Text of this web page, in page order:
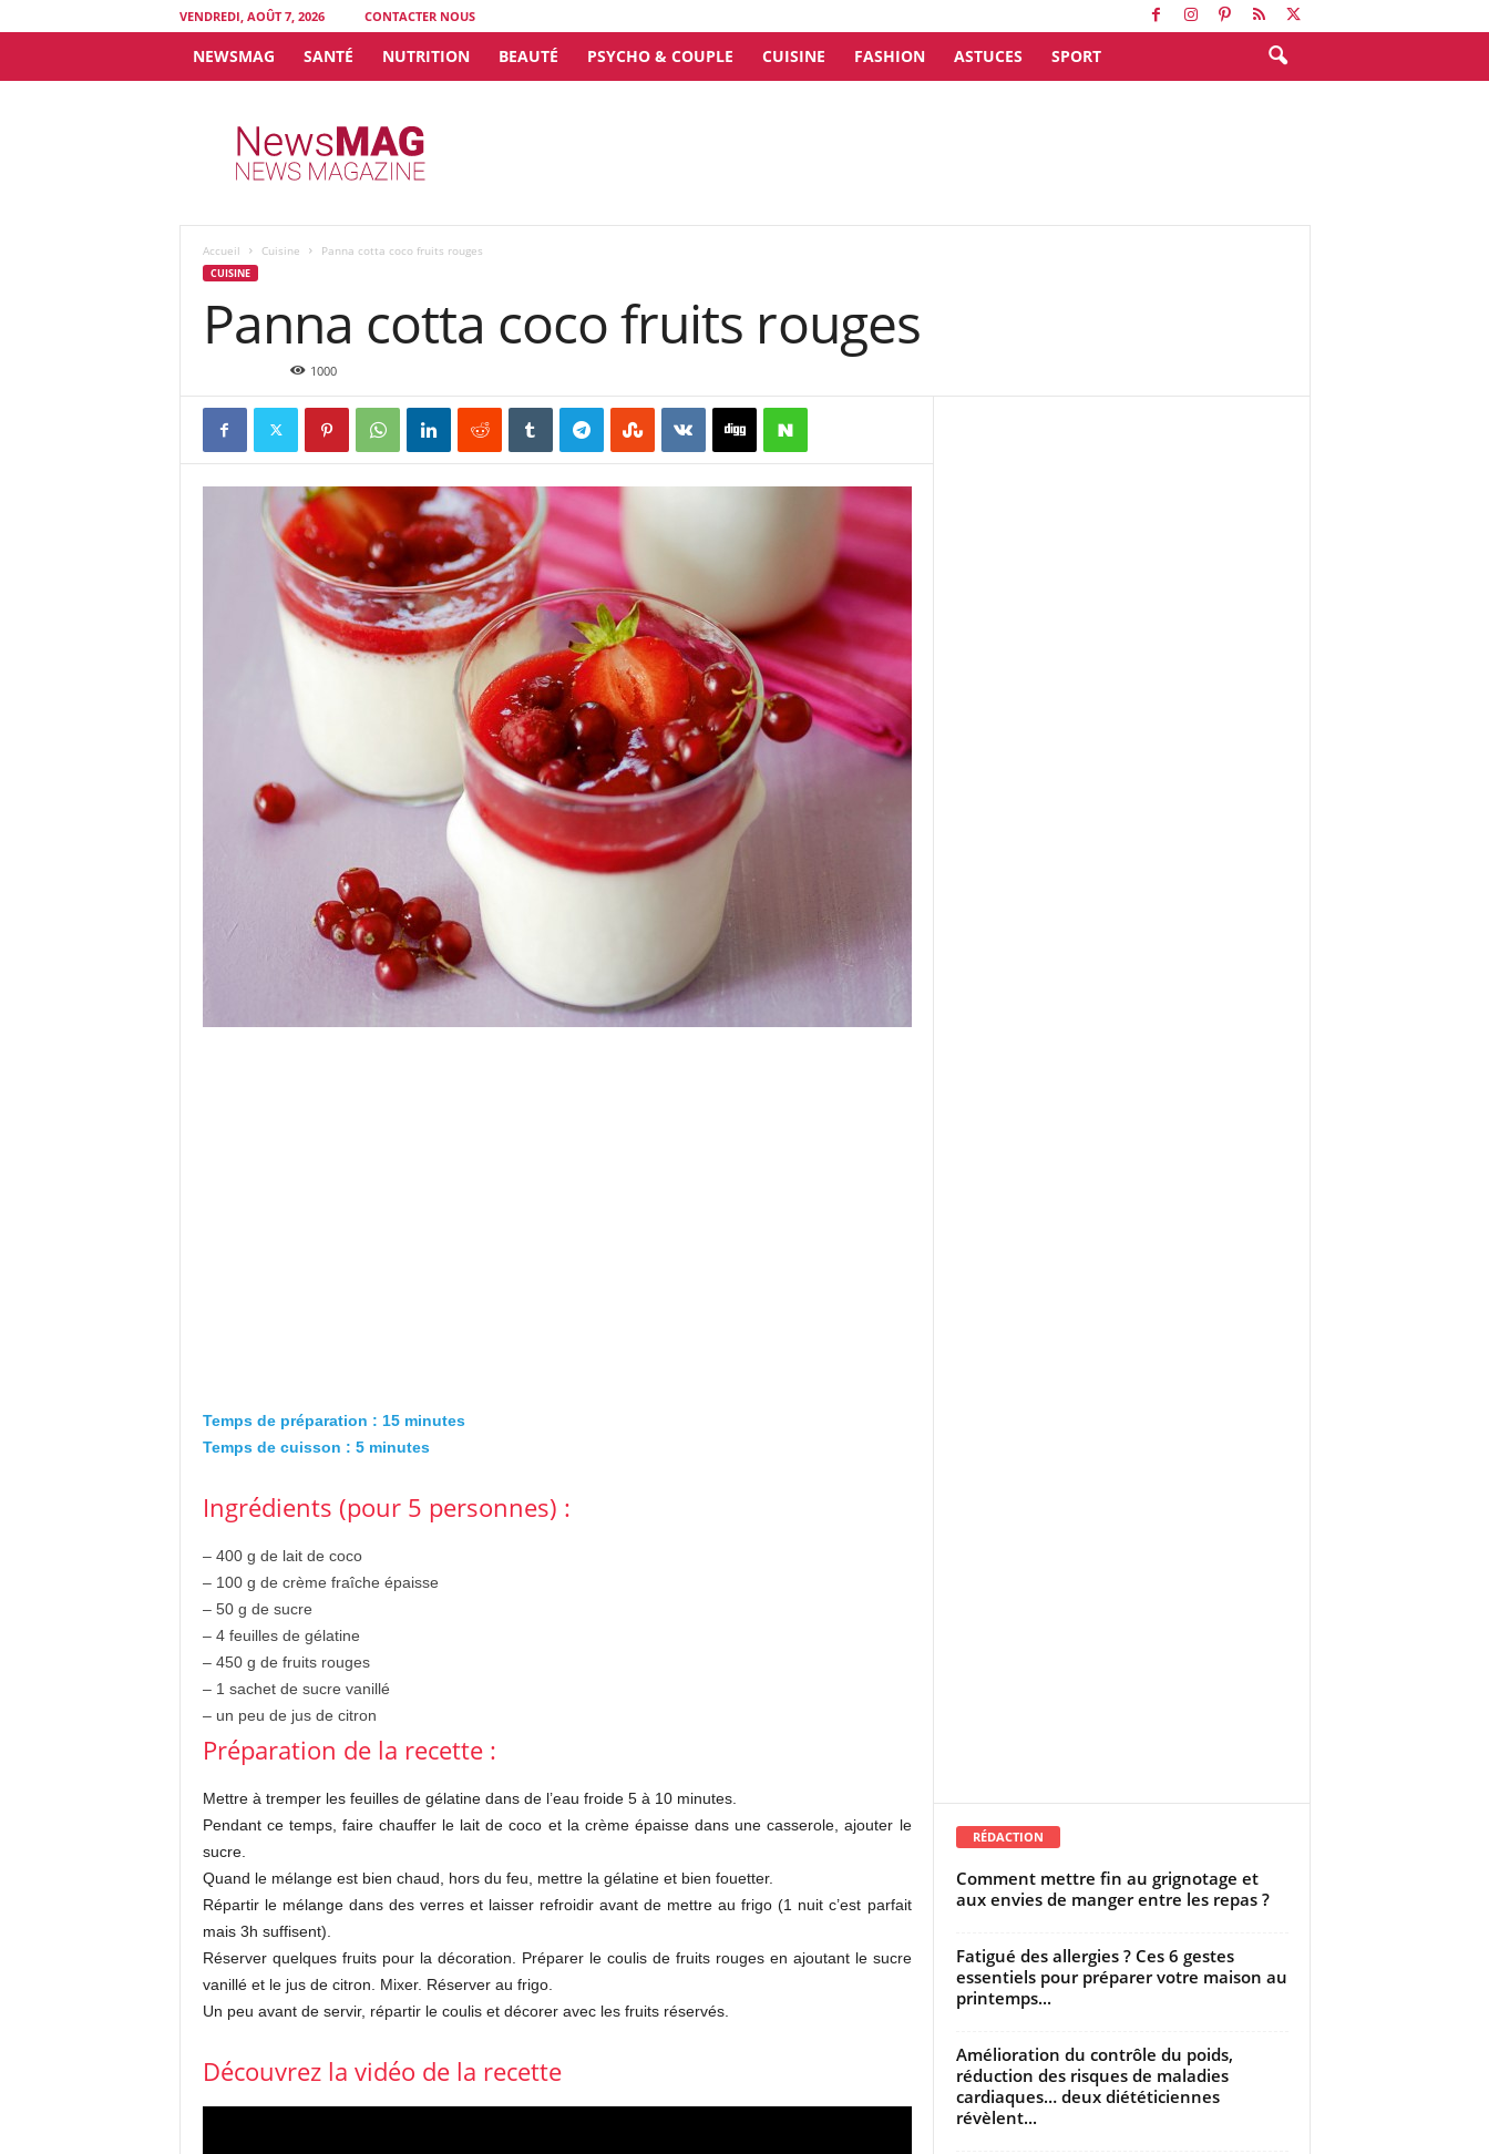
VENDREDI, AOÛT 7, 2026 CONTACTER NOUS
NEWSMAG SANTÉ NUTRITION BEAUTÉ PSYCHO & COUPLE CUISINE FASHION ASTUCES SPORT
Accueil Cuisine Panna cotta coco fruits rouges
CUISINE
Panna cotta coco fruits rouges
1000
Temps de préparation : 15 minutes
Temps de cuisson : 5minutes
Ingrédients (pour 5 personnes) :
– 400 g de lait de coco
– 100 g de crème fraîche épaisse
– 50 g de sucre
– 4 feuilles de gélatine
– 450 g de fruits rouges
– 1 sachet de sucre vanillé
– un peu de jus de citron
Préparation de la recette :
Mettre à tremper les feuilles de gélatine dans de l’eau froide 5 à 10 minutes.
Pendant ce temps, faire chauffer le lait de coco et la crème épaisse dans une casserole, ajouter le
sucre.
Quand le mélange est bien chaud, hors du feu, mettre la gélatine et bien fouetter.
Répartir le mélange dans des verres et laisser refroidir avant de mettre au frigo (1 nuit c’est parfait
mais 3h suffisent).
Réserver quelques fruits pour la décoration. Préparer le coulis de fruits rouges en ajoutant le sucre
vanillé et le jus de citron. Mixer. Réserver au frigo.
Un peu avant de servir, répartir le coulis et décorer avec les fruits réservés.
Découvrez la vidéo de la recette
RÉDACTION
Comment mettre fin au grignotage et
aux envies de manger entre les repas ?
Fatigué des allergies ? Ces 6 gestes
essentiels pour préparer votre maison au
printemps...
Amélioration du contrôle du poids,
réduction des risques de maladies
cardiaques… deux diététiciennes
révèlent...